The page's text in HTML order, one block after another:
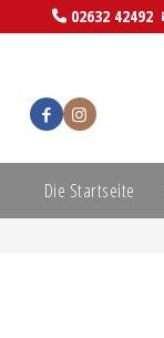
02632 42492
Die Startseite